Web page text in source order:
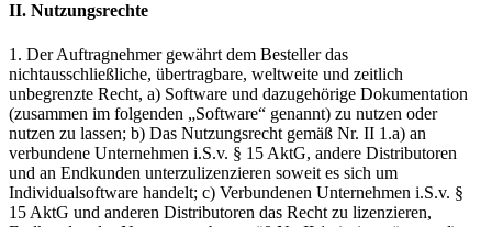
II. Nutzungsrechte
1. Der Auftragnehmer gewährt dem Besteller das
nichtausschließliche, übertragbare, weltweite und zeitlich
unbegrenzte Recht, a) Software und dazugehörige Dokumentation
(zusammen im folgenden „Software“ genannt) zu nutzen oder
nutzen zu lassen; b) Das Nutzungsrecht gemäß Nr. II 1.a) an
verbundene Unternehmen i.S.v. § 15 AktG, andere Distributoren
und an Endkunden unterzulizenzieren soweit es sich um
Individualsoftware handelt; c) Verbundenen Unternehmen i.S.v. §
15 AktG und anderen Distributoren das Recht zu lizenzieren,